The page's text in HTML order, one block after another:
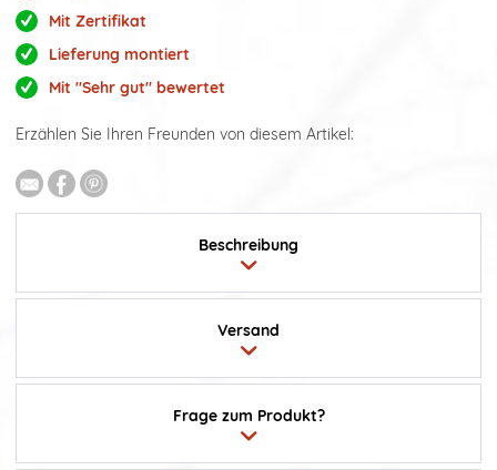
Mit Zertifikat
Lieferung montiert
Mit "Sehr gut" bewertet
Erzählen Sie Ihren Freunden von diesem Artikel:
Beschreibung
Frage zum Produkt?
Versand